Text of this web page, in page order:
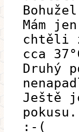
Mám
chtěli
cca
Druhý
Ještě
:-(